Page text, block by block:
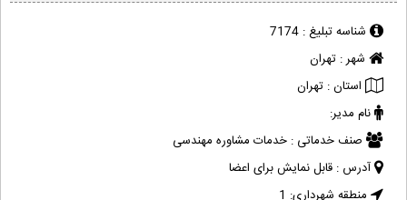
شناسه تبلیغ : 7174
شهر : تهران
استان : تهران
نام مدیر:
صنف خدماتی : خدمات مشاوره مهندسی
آدرس : قابل نمایش برای اعضا
منطقه شهرداری: 1